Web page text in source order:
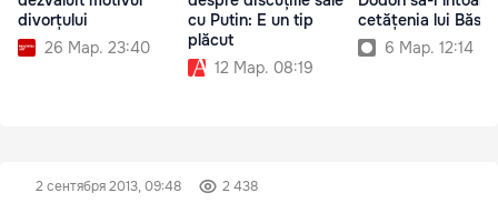
divorțului
26 Мар. 23:40
cu Putin: E un tip
plăcut
12 Мар. 08:19
cetățenia lui
6 Мар. 12:14
2 сентября 2013, 09:48 2 438